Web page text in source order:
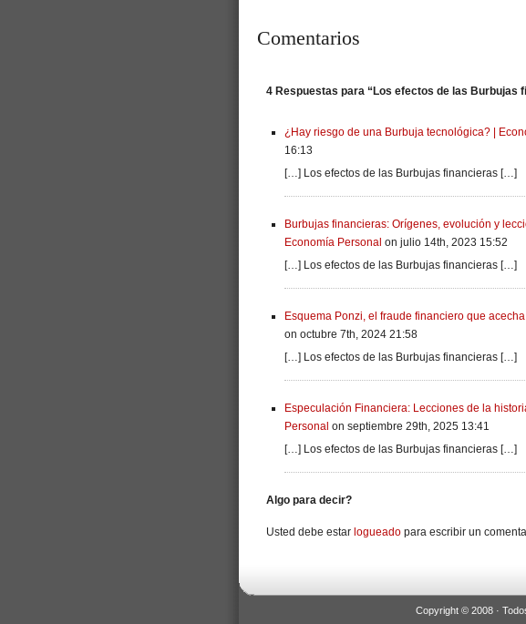
Comentarios
4 Respuestas para “Los efectos de las Burbujas
¿Hay riesgo de una Burbuja tecnológica? |
16:13
[…] Los efectos de las Burbujas financieras […]
Burbujas financieras: Orígenes, evolución y
Economía Personal on julio 14th, 2023 15:52
[…] Los efectos de las Burbujas financieras […]
Esquema Ponzi, el fraude financiero que
on octubre 7th, 2024 21:58
[…] Los efectos de las Burbujas financieras […]
Especulación Financiera: Lecciones de la
Personal on septiembre 29th, 2025 13:41
[…] Los efectos de las Burbujas financieras […]
Algo para decir?
Usted debe estar logueado para escribir un
Copyright © 2008 ·